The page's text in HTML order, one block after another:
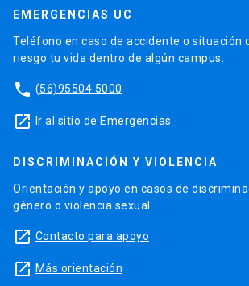
EMERGENCIAS UC
Teléfono en caso de accidente o situación
riesgo tu vida dentro de algún campus.
phone (56)95504 5000
launch Ir al sitio de Emergencias
DISCRIMINACIÓN Y VIOLENCIA
Orientación y apoyo en casos de
género o violencia sexual.
launch Contacto para apoyo
launch Más orientación